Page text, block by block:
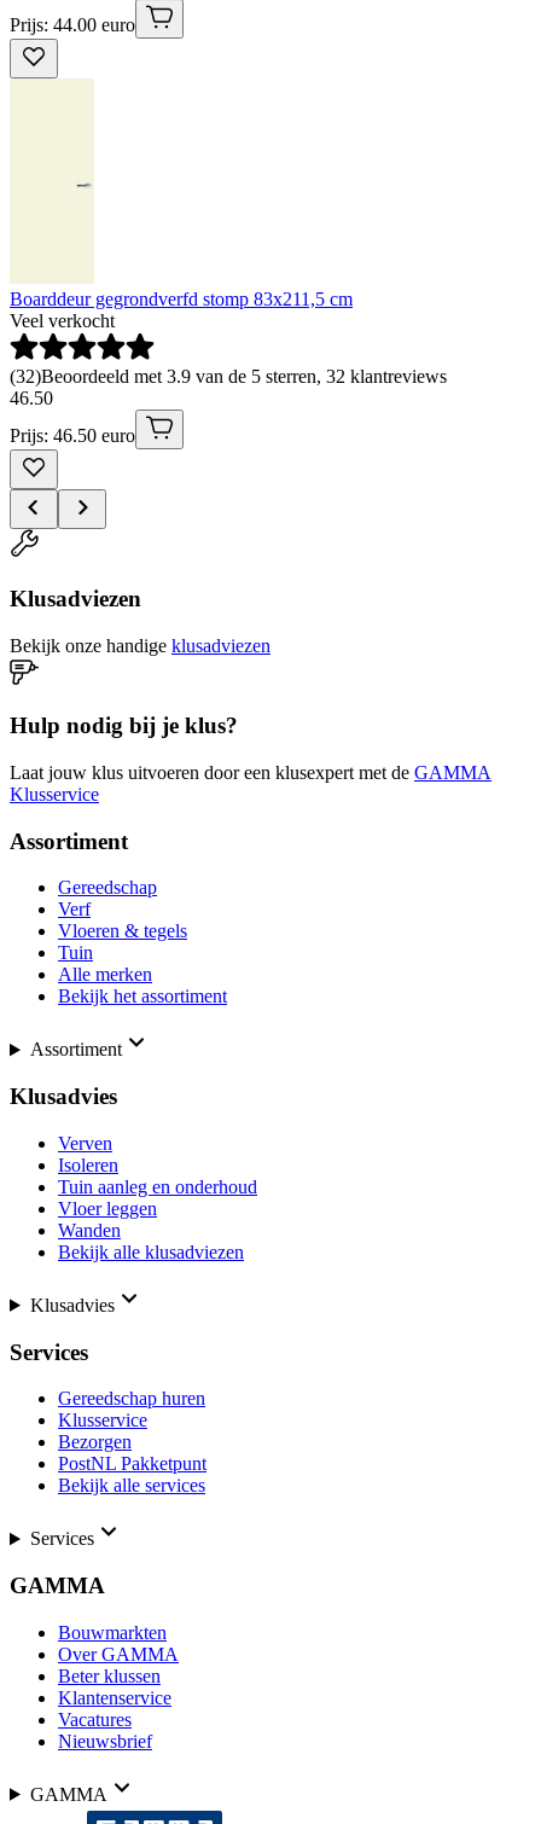
Prijs: 44.00 euro
Boarddeur gegrondverfd stomp 83x211,5 cm
Veel verkocht
(32)Beoordeeld met 3.9 van de 5 sterren, 32 klantreviews
46.50
Prijs: 46.50 euro
Klusadviezen
Bekijk onze handige klusadviezen
Hulp nodig bij je klus?
Laat jouw klus uitvoeren door een klusexpert met de GAMMA
Klusservice
Assortiment
Gereedschap
Verf
Vloeren & tegels
Tuin
Alle merken
Bekijk het assortiment
Assortiment
Klusadvies
Verven
Isoleren
Tuin aanleg en onderhoud
Vloer leggen
Wanden
Bekijk alle klusadviezen
Klusadvies
Services
Gereedschap huren
Klusservice
Bezorgen
PostNL Pakketpunt
Bekijk alle services
Services
GAMMA
Bouwmarkten
Over GAMMA
Beter klussen
Klantenservice
Vacatures
Nieuwsbrief
GAMMA